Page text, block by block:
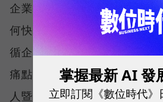
企業需求的是數十、甚至數
何快速招募、有效管理，並
循企業的權限規範與治理機
痛點。對此，SUPER 8
人暨執行長陳子龍認為，解
掌握最新 AI 發
立即訂閱《數位時代》